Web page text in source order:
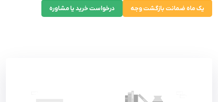
یک ماه ضمانت بازگشت وجه
درخواست خرید یا مشاوره